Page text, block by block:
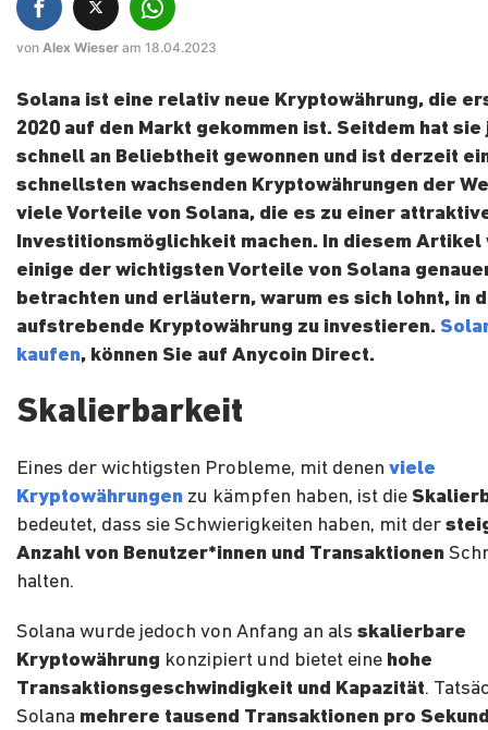
von Alex Wieser am 18.04.2023
Solana ist eine relativ neue Kryptowährung, die
2020 auf den Markt gekommen ist. Seitdem hat sie
schnell an Beliebtheit gewonnen und ist derzeit
schnellsten wachsenden Kryptowährungen der
viele Vorteile von Solana, die es zu einer
Investitionsmöglichkeit machen. In diesem Artikel
einige der wichtigsten Vorteile von Solana
betrachten und erläutern, warum es sich lohnt, in
aufstrebende Kryptowährung zu investieren.
kaufen, können Sie auf Anycoin Direct.
Skalierbarkeit
Eines der wichtigsten Probleme, mit denen viele
Kryptowährungen zu kämpfen haben, ist die
bedeutet, dass sie Schwierigkeiten haben, mit der
Anzahl von Benutzer*innen und Transaktionen
halten.
Solana wurde jedoch von Anfang an als skalierbare
Kryptowährung konzipiert und bietet eine hohe
Transaktionsgeschwindigkeit und Kapazität.
Solana mehrere tausend Transaktionen pro